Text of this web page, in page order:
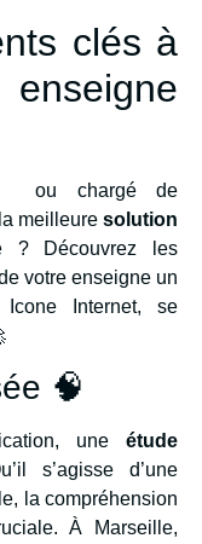
clés à
enseigne
ou chargé de
meilleure solution
? Découvrez les
votre enseigne un
Internet, se
🧠
une étude
s’agisse d’une
la compréhension
À Marseille,